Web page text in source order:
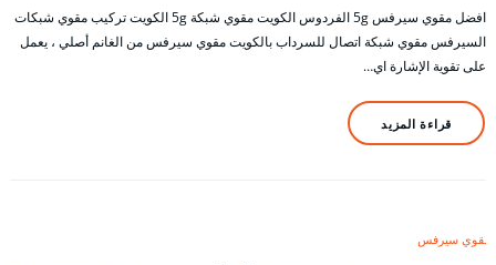
افضل مقوي سيرفس 5g الفردوس الكويت مقوي شبكة 5g الكويت تركيب مقوي شبكات
السيرفس مقوي شبكة اتصال للسرداب بالكويت مقوي سيرفس من الغانم أصلي ، يعمل
على تقوية الإشارة اي…
قراءة المزيد
مقوي سيرفس